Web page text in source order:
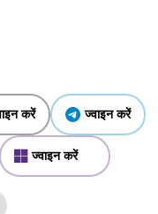
करें ज्वाइन करें
ज्वाइन करें